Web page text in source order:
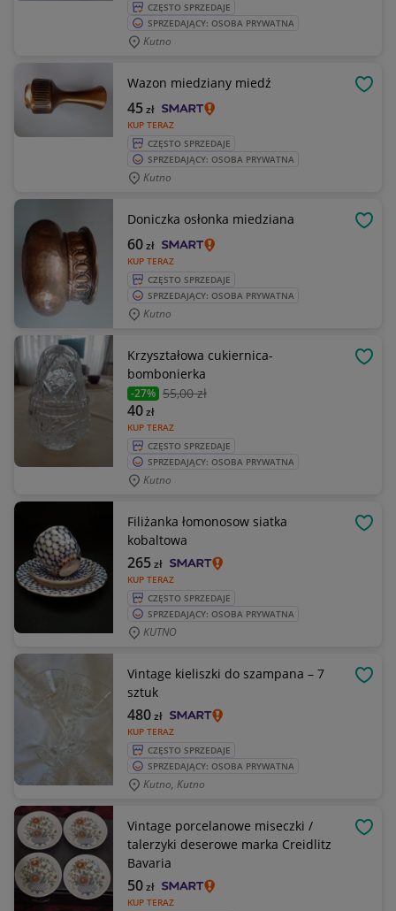
CZĘSTO SPRZEDAJE
SPRZEDAJĄCY: OSOBA PRYWATNA
Kutno
Wazon miedziany miedź
KUP TERAZ
45zł
CZĘSTO SPRZEDAJE
SPRZEDAJĄCY: OSOBA PRYWATNA
Kutno
Doniczka osłonka miedziana
KUP TERAZ
60zł
CZĘSTO SPRZEDAJE
SPRZEDAJĄCY: OSOBA PRYWATNA
Kutno
Krzyształowa cukiernica-
bombonierka
-27% 55,00 zł
KUP TERAZ
40zł
CZĘSTO SPRZEDAJE
SPRZEDAJĄCY: OSOBA PRYWATNA
Kutno
Filiżanka łomonosow siatka
kobaltowa
KUP TERAZ
265zł
CZĘSTO SPRZEDAJE
SPRZEDAJĄCY: OSOBA PRYWATNA
KUTNO
Vintage kieliszki do szampana – 7
sztuk
KUP TERAZ
480zł
CZĘSTO SPRZEDAJE
SPRZEDAJĄCY: OSOBA PRYWATNA
Kutno, Kutno
Vintage porcelanowe miseczki /
talerzyki deserowe marka Creidlitz
Bavaria
KUP TERAZ
50zł